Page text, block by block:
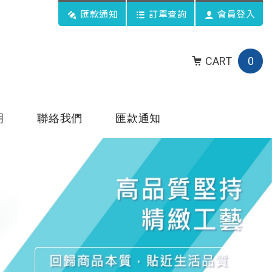
匯款通知 訂單查詢 會員登入
CART 0
聯絡我們 匯款通知